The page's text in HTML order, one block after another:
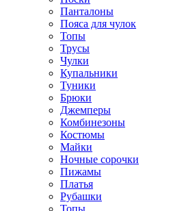
Панталоны
Поясa для чулок
Топы
Трусы
Чулки
Купальники
Туники
Брюки
Джемперы
Комбинезоны
Костюмы
Майки
Ночные сорочки
Пижамы
Платья
Рубашки
Топы